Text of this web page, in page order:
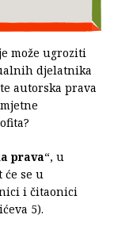
može ugroziti
djelatnika
autorska prava
prava“, u
će se u
i čitaonici
5).